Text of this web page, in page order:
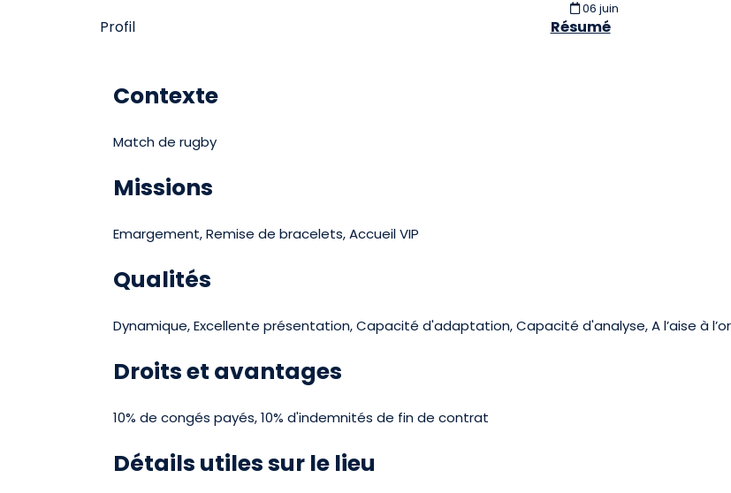
06 juin
Profil Résumé
Contexte
Match de rugby
Missions
Emargement, Remise de bracelets, Accueil VIP
Qualités
Dynamique, Excellente présentation, Capacité d'adaptation, Capacité d'analyse, A l’aise à
Droits et avantages
10% de congés payés, 10% d'indemnités de fin de contrat
Détails utiles sur le lieu